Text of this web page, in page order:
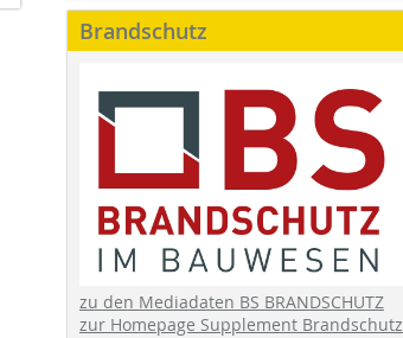
Brandschutz
zu den Mediadaten BS BRANDSCHUTZ
zur Homepage Supplement Brandschutz